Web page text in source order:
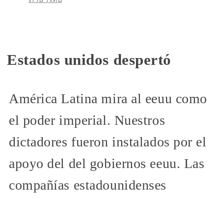
Estados unidos despertó
América Latina mira al eeuu como
el poder imperial. Nuestros
dictadores fueron instalados por el
apoyo del del gobiernos eeuu. Las
compañías estadounidenses